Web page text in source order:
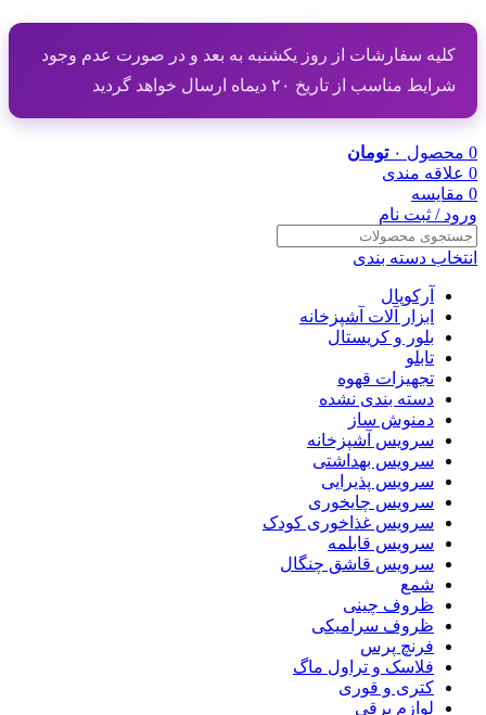
کلیه سفارشات از روز یکشنبه به بعد و در صورت عدم وجود
شرایط مناسب از تاریخ ۲۰ دیماه ارسال خواهد گردید
0 محصول ۰ تومان
0 علاقه مندی
0 مقایسه
ورود / ثبت نام
انتخاب دسته بندی
آرکوپال
ابزار آلات آشپزخانه
بلور و کریستال
تابلو
تجهیزات قهوه
دسته بندی نشده
دمنوش ساز
سرویس آشپزخانه
سرویس بهداشتی
سرویس پذیرایی
سرویس چایخوری
سرویس غذاخوری کودک
سرویس قابلمه
سرویس قاشق چنگال
شمع
ظروف چینی
ظروف سرامیکی
فرنچ پرس
فلاسک و تراول ماگ
کتری و قوری
لوازم برقی